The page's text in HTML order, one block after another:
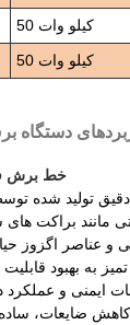
50 کیلو وات
50 کیلو وات
دستگاه
(1) خط
دقیق تولید شده
مانند براکت
عناصر اگزوز
به بهبود
ایمنی و عملکرد
ضایعات، ساده